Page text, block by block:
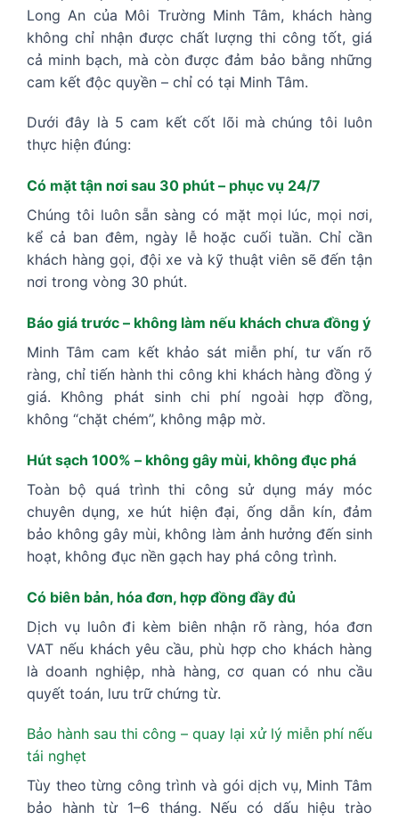
Long An của Môi Trường Minh Tâm, khách hàng
không chỉ nhận được chất lượng thi công tốt, giá
cả minh bạch, mà còn được đảm bảo bằng những
cam kết độc quyền – chỉ có tại Minh Tâm.
Dưới đây là 5 cam kết cốt lõi mà chúng tôi luôn
thực hiện đúng:
Có mặt tận nơi sau 30 phút – phục vụ 24/7
Chúng tôi luôn sẵn sàng có mặt mọi lúc, mọi nơi,
kể cả ban đêm, ngày lễ hoặc cuối tuần. Chỉ cần
khách hàng gọi, đội xe và kỹ thuật viên sẽ đến tận
nơi trong vòng 30 phút.
Báo giá trước – không làm nếu khách chưa đồng ý
Minh Tâm cam kết khảo sát miễn phí, tư vấn rõ
ràng, chỉ tiến hành thi công khi khách hàng đồng ý
giá. Không phát sinh chi phí ngoài hợp đồng,
không “chặt chém”, không mập mờ.
Hút sạch 100% – không gây mùi, không đục phá
Toàn bộ quá trình thi công sử dụng máy móc
chuyên dụng, xe hút hiện đại, ống dẫn kín, đảm
bảo không gây mùi, không làm ảnh hưởng đến sinh
hoạt, không đục nền gạch hay phá công trình.
Có biên bản, hóa đơn, hợp đồng đầy đủ
Dịch vụ luôn đi kèm biên nhận rõ ràng, hóa đơn
VAT nếu khách yêu cầu, phù hợp cho khách hàng
là doanh nghiệp, nhà hàng, cơ quan có nhu cầu
quyết toán, lưu trữ chứng từ.
Bảo hành sau thi công – quay lại xử lý miễn phí nếu
tái nghẹt
Tùy theo từng công trình và gói dịch vụ, Minh Tâm
bảo hành từ 1–6 tháng. Nếu có dấu hiệu trào